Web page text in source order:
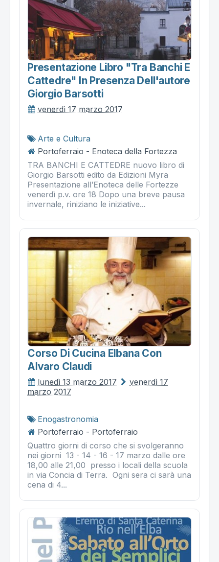
Presentazione Libro "tra Banchi E
Cattedre" In Presenza Dell'autore
Giorgio Barsotti
venerdì 17 marzo 2017
Arte e Cultura
Portoferraio - Enoteca della Fortezza
TRA BANCHI E CATTEDRE nuovo libro di
Giorgio Barsotti edito da Edizioni Myra
Presentazione all’Enoteca delle Fortezze
venerdì p.v. ore 18 Dopo una breve pausa
invernale, riniziano le iniziative...
Corso Di Cucina Elbana Con
Alvaro Claudi
lunedì 13 marzo 2017
venerdì 17
marzo 2017
Enogastronomia
Portoferraio - Portoferraio
Quattro giorni di corso che si svolgeranno
nei giorni 13 - 14 - 16 - 17 marzo dalle ore
18,00 alle 21,00 presso i locali della scuola
in via Concia di Terra. Ogni sera ci sarà una
cena di 4...